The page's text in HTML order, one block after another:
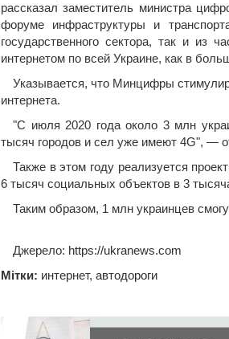
рассказал заместитель министра
форуме инфраструктуры и
государственного сектора, так и из
интернетом по всей Украине, как в
Указывается, что Минцифры
интернета.
"С июля 2020 года около 3 млн
тысяч городов и сел уже имеют 4G", —
Также в этом году реализуется
6 тысяч социальных объектов в 3
Таким образом, 1 млн украинцев
Джерело: https://ukranews.com
Мітки: интернет, автодороги